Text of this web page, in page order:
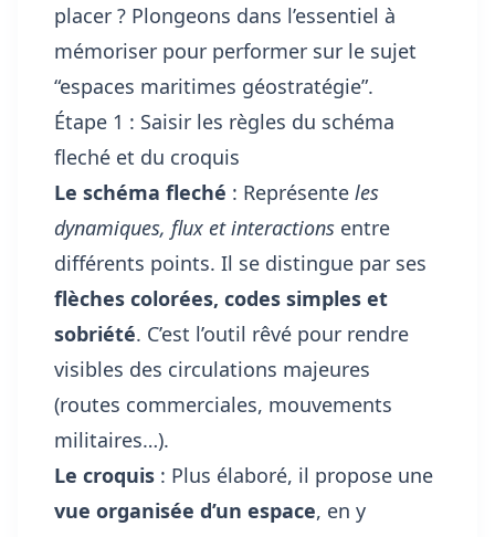
placer ? Plongeons dans l’essentiel à
mémoriser pour performer sur le sujet
“espaces maritimes géostratégie”.
Étape 1 : Saisir les règles du schéma
fleché et du croquis
Le schéma fleché : Représente les
dynamiques, flux et interactions entre
différents points. Il se distingue par ses
flèches colorées, codes simples et
sobriété. C’est l’outil rêvé pour rendre
visibles des circulations majeures
(routes commerciales, mouvements
militaires…).
Le croquis : Plus élaboré, il propose une
vue organisée d’un espace, en y